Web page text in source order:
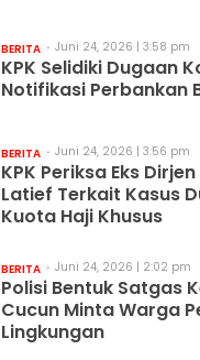
BERITA Juni 24, 2026 | 3:58 pm
KPK Selidiki Dugaan
Notifikasi Perbankan
BERITA Juni 24, 2026 | 3:56 pm
KPK Periksa Eks
Latief Terkait Kasus
Kuota Haji Khusus
BERITA Juni 24, 2026 | 2:02 pm
Polisi Bentuk Satgas
Cucun Minta Warga
Lingkungan